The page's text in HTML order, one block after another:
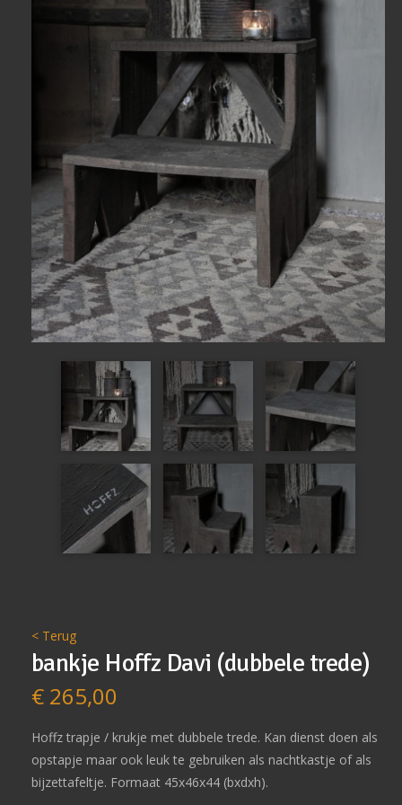
< Terug
bankje Hoffz Davi (dubbele trede)
€265,00
Hoffz trapje / krukje met dubbele trede. Kan dienst doen als
opstapje maar ook leuk te gebruiken als nachtkastje of als
bijzettafeltje. Formaat 45x46x44 (bxdxh).